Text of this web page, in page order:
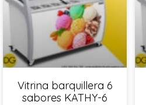
Vitrina barquillera 6
sabores KATHY-6